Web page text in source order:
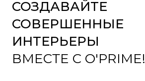
СОЗДАВАЙТЕ
СОВЕРШЕННЫЕ
ИНТЕРЬЕРЫ
ВМЕСТЕ С O'PRIME!